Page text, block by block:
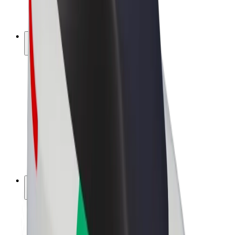
E-kola
Bolt Plus
Vydělávejte s Boltem
Řidiči
Výdělky řidiče
Výdělky kurýra
Partneři Bolt Food
O společnosti Bolt